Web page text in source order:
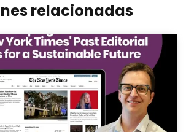
relacionadas